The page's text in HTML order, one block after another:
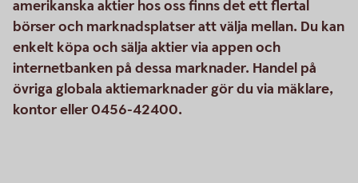
amerikanska aktier hos oss finns det ett flertal
börser och marknadsplatser att välja mellan. Du kan
enkelt köpa och sälja aktier via appen och
internetbanken på dessa marknader. Handel på
övriga globala aktiemarknader gör du via mäklare,
kontor eller 0456-42400.